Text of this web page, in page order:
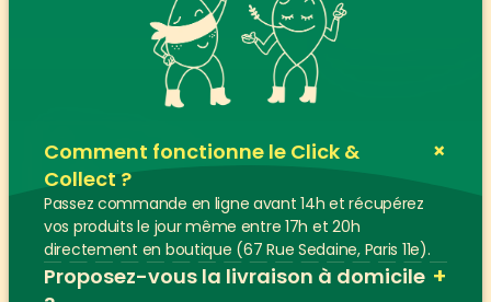
Comment fonctionne le Click &
Collect ?
+
Passez commande en ligne avant 14h et récupérez
vos produits le jour même entre 17h et 20h
directement en boutique (67 Rue Sedaine, Paris 11e).
Proposez-vous la livraison à domicile +